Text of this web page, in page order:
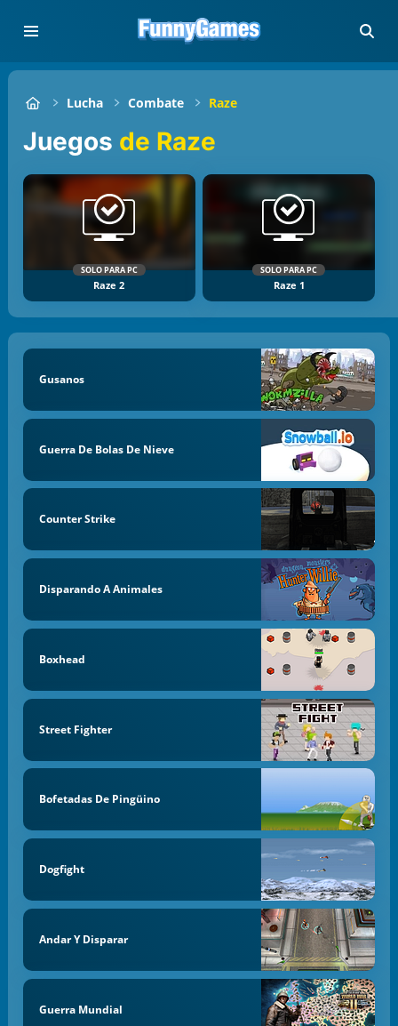
Lucha Combate Raze
Juegos de Raze
SOLO PARA PC
Raze 2
SOLO PARA PC
Raze 1
Gusanos
Guerra De Bolas De Nieve
Counter Strike
Disparando A Animales
Boxhead
Street Fighter
Bofetadas De Pingüino
Dogfight
Andar Y Disparar
Guerra Mundial